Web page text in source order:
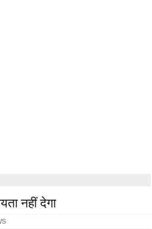
नहीं देगा